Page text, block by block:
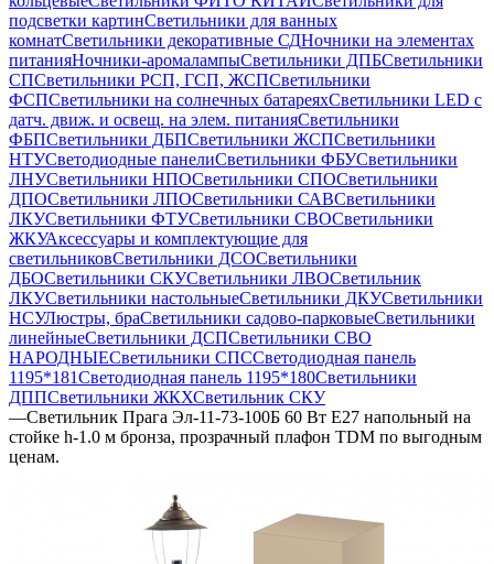
подсветки картинСветильники для ванных
комнатСветильники декоративные СДНочники на элементах
питанияНочники-аромалампыСветильники ДПБСветильники
СПСветильники РСП, ГСП, ЖСПСветильники
ФСПСветильники на солнечных батареяхСветильники LED с
датч. движ. и освещ. на элем. питанияСветильники
ФБПСветильники ДБПСветильники ЖСПСветильники
НТУСветодиодные панелиСветильники ФБУСветильники
ЛНУСветильники НПОСветильники СПОСветильники
ДПОСветильники ЛПОСветильники САВСветильники
ЛКУСветильники ФТУСветильники СВОСветильники
ЖКУАксессуары и комплектующие для
светильниковСветильники ДСОСветильники
ДБОСветильники СКУСветильники ЛВОСветильник
ЛКУСветильники настольныеСветильники ДКУСветильники
НСУЛюстры, браСветильники садово-парковыеСветильники
линейныеСветильники ДСПСветильники СВО
НАРОДНЫЕСветильники СПССветодиодная панель
1195*181Светодиодная панель 1195*180Светильники
ДППСветильники ЖКХСветильник СКУ
—Светильник Прага Эл-11-73-100Б 60 Вт Е27 напольный на
стойке h-1.0 м бронза, прозрачный плафон TDM по выгодным
ценам.